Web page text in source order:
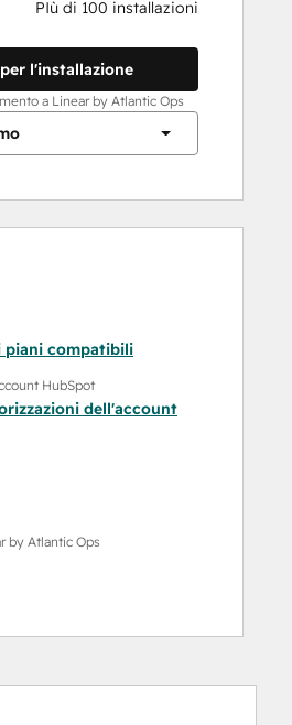
PIù di 100 installazioni
l'installazione
a Linear by Atlantic Ops
piani compatibili
HubSpot
dell'account
by Atlantic Ops